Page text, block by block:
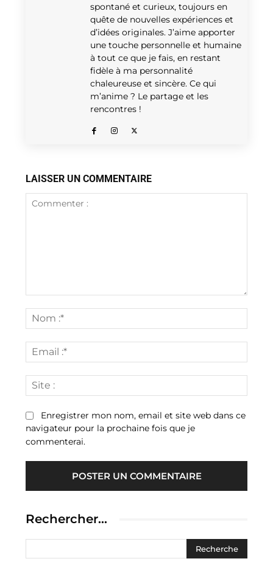
spontané et curieux, toujours en
quête de nouvelles expériences et
d’idées originales. J’aime apporter
une touche personnelle et humaine
à tout ce que je fais, en restant
fidèle à ma personnalité
chaleureuse et sincère. Ce qui
m’anime ? Le partage et les
rencontres !
LAISSER UN COMMENTAIRE
:*
:*
:
Enregistrer mon nom, email et site web dans ce
navigateur pour la prochaine fois que je
commenterai.
Rechercher…